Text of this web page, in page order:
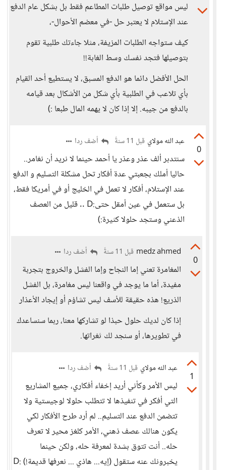
ليس مواقع توصيل طلبات المطاعم فقط بل بشكل عام الدفع
عند الإستلام لا يعتبر حل -في معضم الأحوال-،
كيف ستواجه الطلبات المزيفة، مثلا جاءتك طلبية تقوم
بتوصيلها فتجد نفسك وسط الغابة!!
الحل الأفضل دائما هو الدفع المسبق، لا يستطيع أحد القيام
بأي تلاعب في الطلبية بأي شكل من الأشكال بعد قيامه
بالدفع من جيبه. إلا إذا كان لا يهمه المال طبعا :)
0
عبد الله مولاي قبل 11 سنةً أضف ردا
سنتدبر ألف عذر وعذر يا أحمد حينما لا نريد أن نغامر..
حاليا أملك بجعبتي عدة أفكار تحل مشكلة التسليم و الدفع
عند الإستلام، أفكار لا تعمل في الخليج أو في أمريكا فقط،
بل ستعمل في عين أمقل حتى:D .. قليل من العصف
الذعني وستجد حلولا كثيرة:)
0
medz ahmed قبل 11 سنةً أضف ردا
المغامرة تعني إما النجاح وإما الفشل والخروج بتجربة
مفيدة، أما ما يوجد في واقعنا ليس مغامرة، بل الفشل
الذريع! هذه حقيقة للأسف ليس تشاؤم أو إيجاد الأعذار
إذا كان لديك حلول حبذا لو تشاركها معنا، ربما سنساعدك
في تطويرها، أو سنجد لك ثغراتها.
1
عبد الله مولاي قبل 11 سنةً أضف ردا
ليس الأمر وكأني أريد إخفاء أفكاري، جميع المشاريع
التي أفكر في تنفيذها لا تتطلب حلولا لوجيستية ولا
تتضمن الدفع عند التسليم.. لم أرد طرح الأفكار لكي
يكون هنالك عصف ذهني، الأمر كلغز محير لا تعرف
حله.. أنت تتوق بشدة لمعرفة حله، ولكن حينما
يخبرونك عنه ستقول (إيه... هاذي ... نعرفها قديمة!) :D